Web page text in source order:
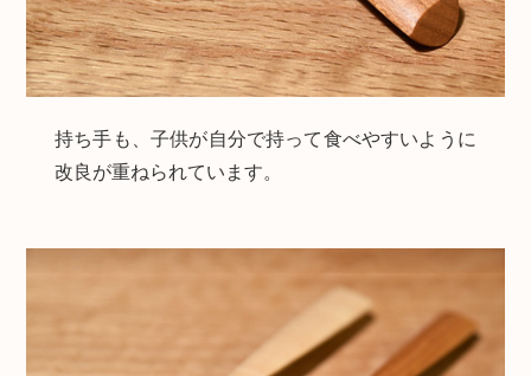
持ち手も、子供が自分で持って食べやすいように
改良が重ねられています。